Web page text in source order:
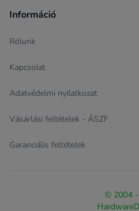
Információ
Rólunk
Kapcsolat
Adatvédelmi nyilatkozat
Vásárlási feltételek - ÁSZF
Garanciális feltételek
© 2004